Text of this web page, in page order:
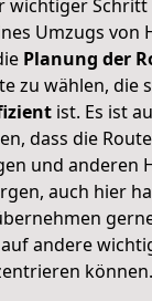
wichtiger Schritt
Umzugs von
Planung der
zu wählen, die
ist. Es ist
dass die
und anderen
auch hier
andere
können.